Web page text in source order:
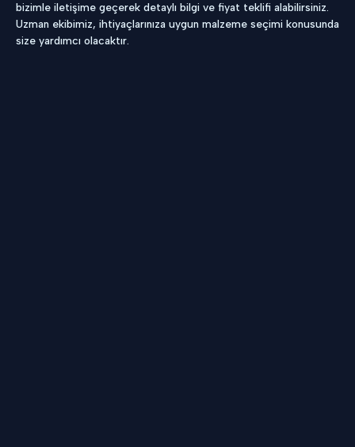
bizimle iletişime geçerek detaylı bilgi ve fiyat teklifi alabilirsiniz.
Uzman ekibimiz, ihtiyaçlarınıza uygun malzeme seçimi konusunda
size yardımcı olacaktır.